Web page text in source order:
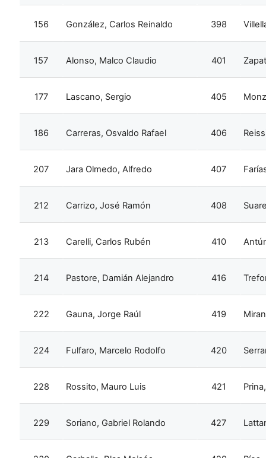
156 González, Carlos Reinaldo 398
157 Alonso, Malco Claudio 401
177 Lascano, Sergio 405
186 Carreras, Osvaldo Rafael 406
207 Jara Olmedo, Alfredo 407
212 Carrizo, José Ramón 408
213 Carelli, Carlos Rubén 410
214 Pastore, Damián Alejandro 416
222 Gauna, Jorge Raúl 419
224 Fulfaro, Marcelo Rodolfo 420
228 Rossito, Mauro Luis 421
229 Soriano, Gabriel Rolando 427